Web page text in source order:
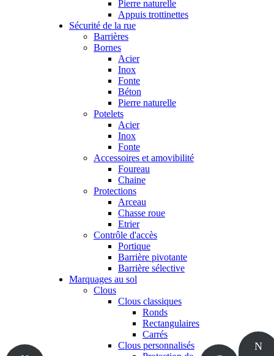
Pierre naturelle
Appuis trottinettes
Sécurité de la rue
Barrières
Bornes
Acier
Inox
Fonte
Béton
Pierre naturelle
Potelets
Acier
Inox
Fonte
Accessoires et amovibilité
Foureau
Chaine
Protections
Arceau
Chasse roue
Etrier
Contrôle d'accès
Portique
Barrière pivotante
Barrière sélective
Marquages au sol
Clous
Clous classiques
Ronds
Rectangulaires
Carrés
Clous personnalisés
N